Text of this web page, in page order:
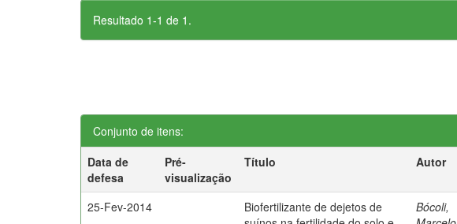
Resultado 1-1 de 1.
Conjunto de itens:
Data de
defesa
Pré-
visualização
Título Autor
25-Fev-2014
Biofertilizante de dejetos de
Bócoli,